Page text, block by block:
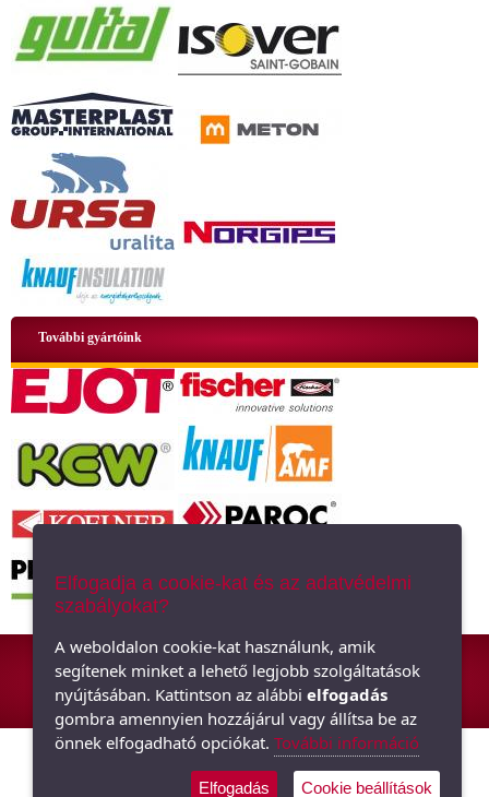
További gyártóink
ÁSZF|Adatkezelési tájékoztató| Oldaltérkép
Hőszigetelő anyagok, polisztirol, üveggyapot - Minden ami szigetelés,
hőszigetelés
Árukereső.hu
Elfogadja a cookie-kat és az adatvédelmi
szabályokat?
A weboldalon cookie-kat használunk, amik
segítenek minket a lehető legjobb szolgáltatások
nyújtásában. Kattintson az alábbi elfogadás
gombra amennyien hozzájárul vagy állítsa be az
önnek elfogadható opciókat. További információ
Elfogadás Cookie beállítások